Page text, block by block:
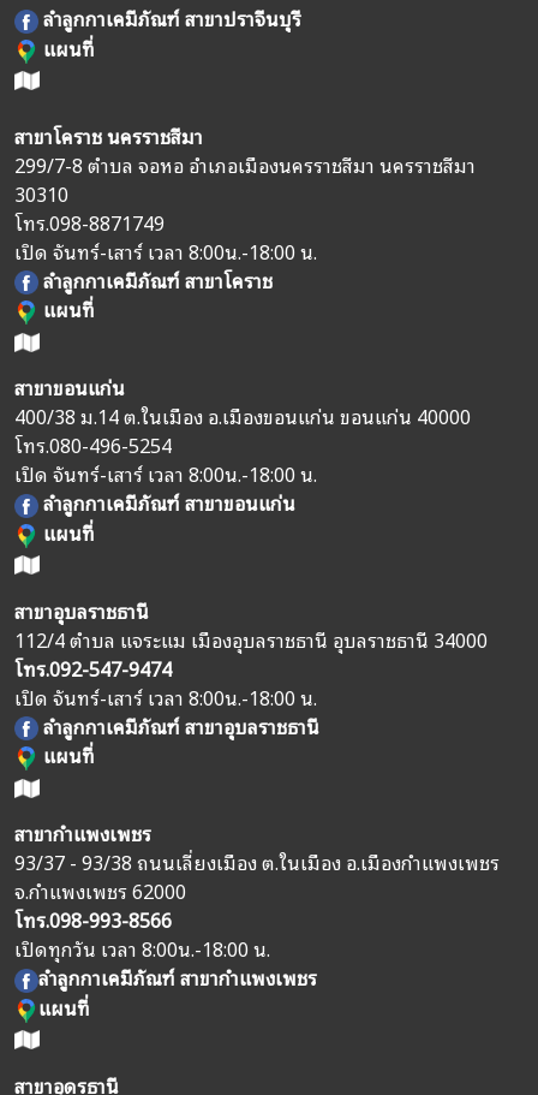
ลำลูกกาเคมีภัณฑ์ สาขาปราจีนบุรี
แผนที่
สาขาโคราช นครราชสีมา
299/7-8 ตำบล จอหอ อำเภอเมืองนครราชสีมา นครราชสีมา
30310
โทร.098-8871749
เปิด จันทร์-เสาร์ เวลา 8:00น.-18:00 น.
ลำลูกกาเคมีภัณฑ์ สาขาโคราช
แผนที่
สาขาขอนแก่น
400/38 ม.14 ต.ในเมือง อ.เมืองขอนแก่น ขอนแก่น 40000
โทร.080-496-5254
เปิด จันทร์-เสาร์ เวลา 8:00น.-18:00 น.
ลำลูกกาเคมีภัณฑ์ สาขาขอนแก่น
แผนที่
สาขาอุบลราชธานี
112/4 ตำบล แจระแม เมืองอุบลราชธานี อุบลราชธานี 34000
โทร.092-547-9474
เปิด จันทร์-เสาร์ เวลา 8:00น.-18:00 น.
ลำลูกกาเคมีภัณฑ์ สาขาอุบลราชธานี
แผนที่
สาขากำแพงเพชร
93/37 - 93/38 ถนนเลี่ยงเมือง ต.ในเมือง อ.เมืองกำแพงเพชร
จ.กำแพงเพชร 62000
โทร.098-993-8566
เปิดทุกวัน เวลา 8:00น.-18:00 น.
ลำลูกกาเคมีภัณฑ์ สาขากำแพงเพชร
แผนที่
สาขาอุดรธานี